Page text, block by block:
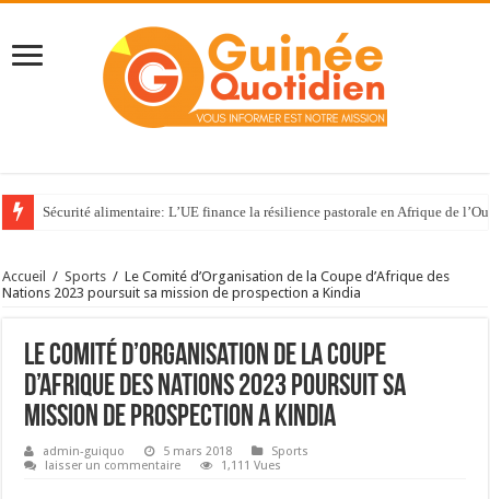
Sécurité alimentaire: L’UE finance la résilience pastorale en Afrique de
Accueil / Sports / Le Comité d’Organisation de la Coupe d’Afrique des
Nations 2023 poursuit sa mission de prospection a Kindia
Le Comité d’Organisation de la Coupe
d’Afrique des Nations 2023 poursuit sa
mission de prospection a Kindia
admin-guiquo 5 mars 2018
Sports
laisser un commentaire
1,111 Vues